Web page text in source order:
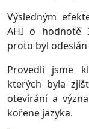
Výsledným
AHI o hodnotě
proto byl
Provedli jsme
kterých byla
otevírání a
kořene jazyka.